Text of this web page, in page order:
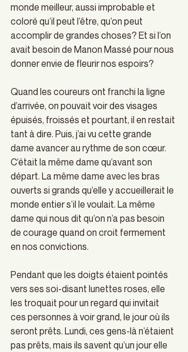
monde meilleur, aussi improbable et
coloré qu’il peut l’être, qu’on peut
accomplir de grandes choses? Et si l’on
avait besoin de Manon Massé pour nous
donner envie de fleurir nos espoirs?
Quand les coureurs ont franchi la ligne
d’arrivée, on pouvait voir des visages
épuisés, froissés et pourtant, il en restait
tant à dire. Puis, j’ai vu cette grande
dame avancer au rythme de son cœur.
C’était la même dame qu’avant son
départ. La même dame avec les bras
ouverts si grands qu’elle y accueillerait le
monde entier s’il le voulait. La même
dame qui nous dit qu’on n’a pas besoin
de courage quand on croit fermement
en nos convictions.
Pendant que les doigts étaient pointés
vers ses soi-disant lunettes roses, elle
les troquait pour un regard qui invitait
ces personnes à voir grand, le jour où ils
seront prêts. Lundi, ces gens-là n’étaient
pas prêts, mais ils savent qu’un jour elle